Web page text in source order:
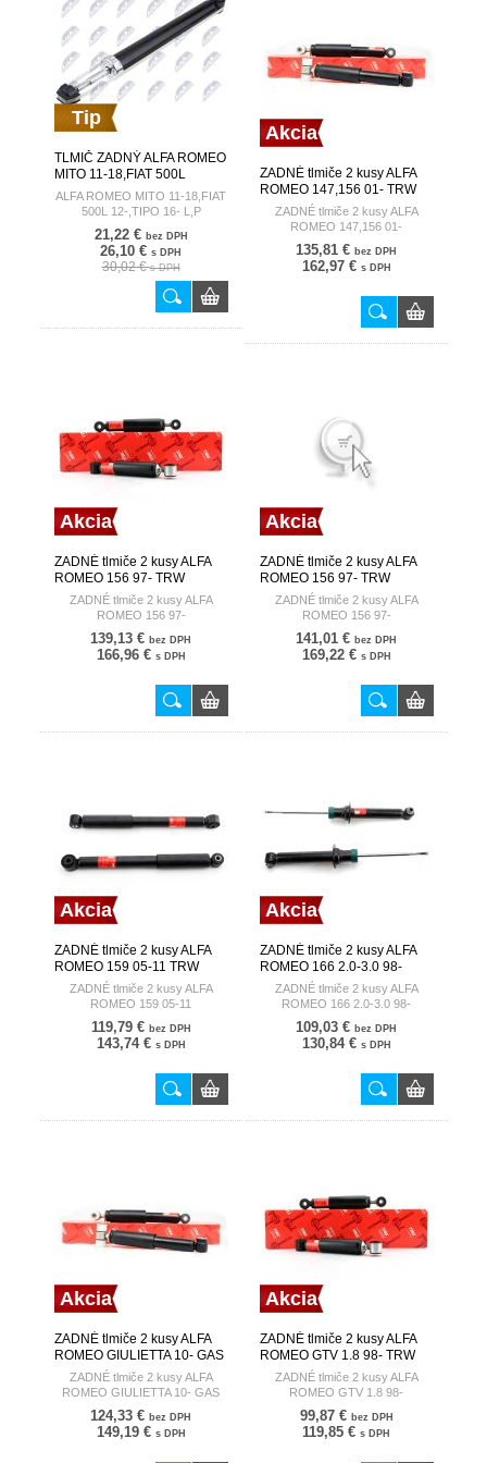
Tip
TLMIČ ZADNÝ ALFA ROMEO
MITO 11-18,FIAT 500L
12-,TIPO 16- L,P 50521274
A-AR-007
ALFA ROMEO MITO 11-18,FIAT
500L 12-,TIPO 16- L,P
21,22 € bez DPH
26,10 € s DPH
30,02 €s DPH
Akcia
ZADNÉ tlmiče 2 kusy ALFA
ROMEO 147,156 01- TRW
ZADNÉ tlmiče 2 kusy ALFA
ROMEO 147,156 01-
135,81 € bez DPH
162,97 € s DPH
Akcia
ZADNÉ tlmiče 2 kusy ALFA
ROMEO 156 97- TRW
ZADNÉ tlmiče 2 kusy ALFA
ROMEO 156 97-
139,13 € bez DPH
166,96 € s DPH
Akcia
ZADNÉ tlmiče 2 kusy ALFA
ROMEO 156 97- TRW
ZADNÉ tlmiče 2 kusy ALFA
ROMEO 156 97-
141,01 € bez DPH
169,22 € s DPH
Akcia
ZADNÉ tlmiče 2 kusy ALFA
ROMEO 159 05-11 TRW
ZADNÉ tlmiče 2 kusy ALFA
ROMEO 159 05-11
119,79 € bez DPH
143,74 € s DPH
Akcia
ZADNÉ tlmiče 2 kusy ALFA
ROMEO 166 2.0-3.0 98-
TRWZADNÉ tlmiče 2 kusy ALFA
ROMEO 166 2.0-3.0 98-
109,03 € bez DPH
130,84 € s DPH
Akcia
ZADNÉ tlmiče 2 kusy ALFA
ROMEO GIULIETTA 10- GAS
TRWZADNÉ tlmiče 2 kusy ALFA
ROMEO GIULIETTA 10- GAS
124,33 € bez DPH
149,19 € s DPH
Akcia
ZADNÉ tlmiče 2 kusy ALFA
ROMEO GTV 1.8 98- TRW
ZADNÉ tlmiče 2 kusy ALFA
ROMEO GTV 1.8 98-
99,87 € bez DPH
119,85 € s DPH